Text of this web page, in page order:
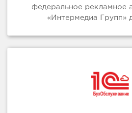
федеральное рекламное
«Интермедиа Групп»